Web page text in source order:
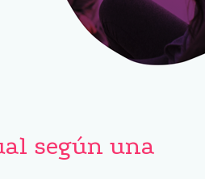
según una